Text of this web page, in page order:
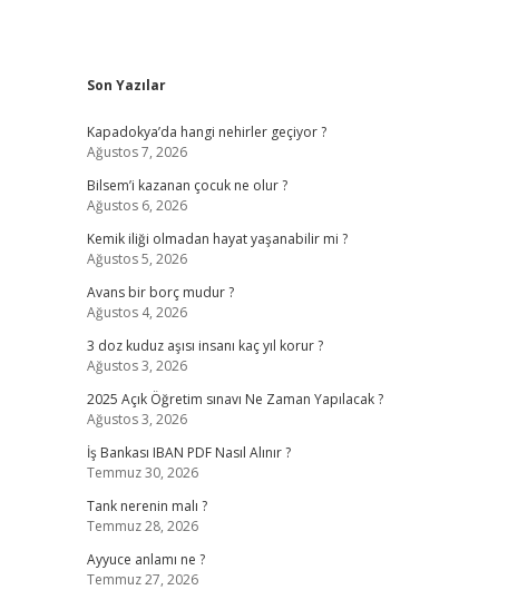
Sidebar
Son Yazılar
Kapadokya’da hangi nehirler geçiyor ?
Ağustos 7, 2026
Bilsem’i kazanan çocuk ne olur ?
Ağustos 6, 2026
Kemik iliği olmadan hayat yaşanabilir mi ?
Ağustos 5, 2026
Avans bir borç mudur ?
Ağustos 4, 2026
3 doz kuduz aşısı insanı kaç yıl korur ?
Ağustos 3, 2026
2025 Açık Öğretim sınavı Ne Zaman Yapılacak ?
Ağustos 3, 2026
İş Bankası IBAN PDF Nasıl Alınır ?
Temmuz 30, 2026
Tank nerenin malı ?
Temmuz 28, 2026
Ayyuce anlamı ne ?
Temmuz 27, 2026